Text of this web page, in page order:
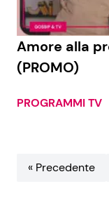
Amore alla
(PROMO)
PROGRAMMI TV
« Precedente